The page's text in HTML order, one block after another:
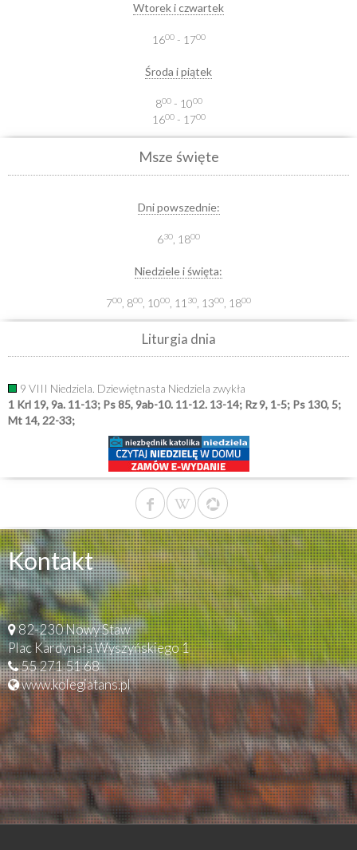
Wtorek i czwartek
1600- 1700
Środa i piątek
800- 1000
1600- 1700
Msze święte
Dni powszednie:
630 , 1800
Niedziele i święta:
700 , 800 , 1000 , 11 30 , 1300 , 1800
Liturgia dnia
9 VIII Niedziela. Dziewiętnasta Niedziela zwykła
1 Krl 19, 9a. 11-13; Ps 85, 9ab-10. 11-12. 13-14; Rz 9, 1-5; Ps 130, 5;
Mt 14, 22-33;
Kontakt
82-230 Nowy Staw
Plac Kardynała Wyszyńskiego 1
55 271 51 68
www.kolegiatans.pl